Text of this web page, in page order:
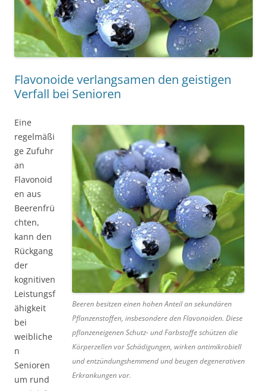
Flavonoide verlangsamen den geistigen
Verfall bei Senioren
Beeren besitzen einen hohen Anteil an sekundären
Pflanzenstoffen, insbesondere den Flavonoiden. Diese
pflanzeneigenen Schutz- und Farbstoffe schützen die
Körperzellen vor Schädigungen, wirken antimikrobiell
und entzündungshemmend und beugen degenerativen
Erkrankungen vor.
Eine
regelmäßi
ge Zufuhr
an
Flavonoid
en aus
Beerenfrü
chten,
kann den
Rückgang
der
kognitiven
Leistungsf
ähigkeit
bei
weibliche
n
Senioren
um rund